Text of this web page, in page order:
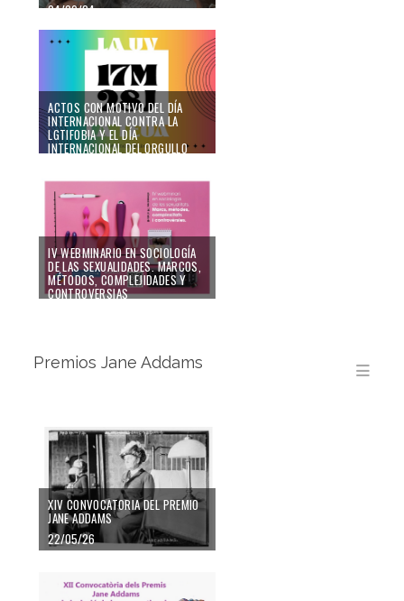
04/09/24
ACTOS CON MOTIVO DEL DÍA
INTERNACIONAL CONTRA LA
LGTIFOBIA Y EL DÍA
INTERNACIONAL DEL ORGULLO
IV WEBMINARIO EN SOCIOLOGÍA
DE LAS SEXUALIDADES. MARCOS,
MÉTODOS, COMPLEJIDADES Y
CONTROVERSIAS
Premios Jane Addams
XIV CONVOCATORIA DEL PREMIO
JANE ADDAMS
22/05/26